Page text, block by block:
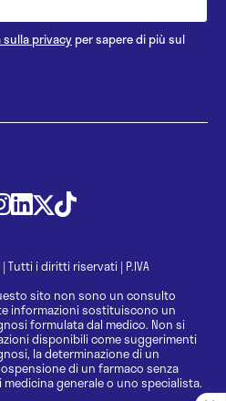
privacy per sapere di più sul
| Tutti i diritti riservati | P.IVA
sito non sono un consulto
informazioni sostituiscono un
formulata dal medico. Non si
disponibili come suggerimenti
la determinazione di un
di un farmaco senza
generale o uno specialista.